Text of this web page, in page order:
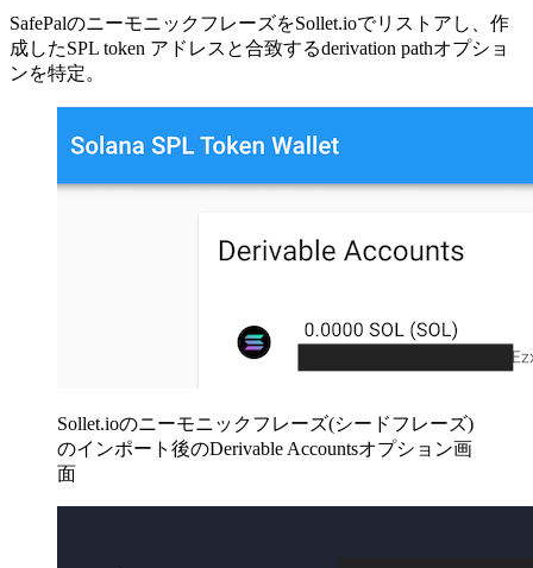
SafePalのニーモニックフレーズをSollet.ioでリストアし、作
成したSPL token アドレスと合致するderivation pathオプショ
ンを特定。
Sollet.ioのニーモニックフレーズ(シードフレーズ)
のインポート後のDerivable Accountsオプション画
面